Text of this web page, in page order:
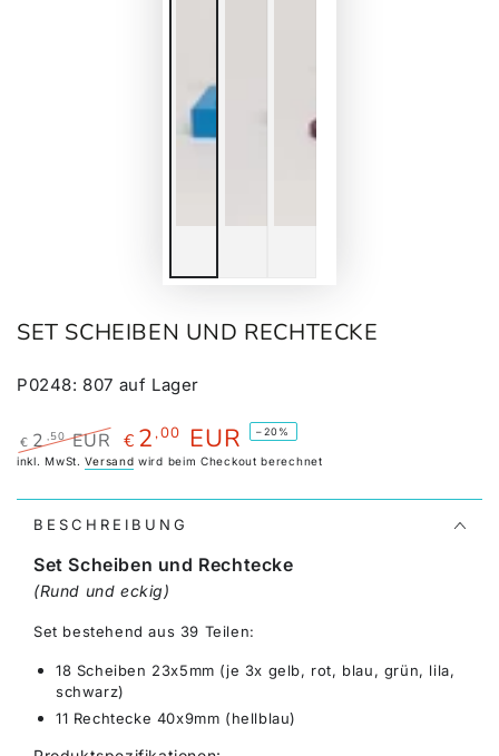
SET SCHEIBEN UND RECHTECKE
P0248: 807 auf Lager
Regulärer
€ 2,50EUR
Verkaufspreis
€ 2,00 EUR –20%
inkl. MwSt.Versand wird beim Checkout berechnet
BESCHREIBUNG
Set Scheiben und Rechtecke
(Rund und eckig)
Set bestehend aus 39 Teilen:
18 Scheiben 23x5mm (je 3x gelb, rot, blau, grün, lila,
schwarz)
11 Rechtecke 40x9mm (hellblau)